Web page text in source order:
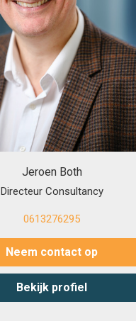
Jeroen Both
Directeur Consultancy
0613276295
Neem contact op
Bekijk profiel